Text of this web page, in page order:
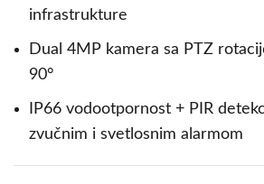
infrastrukture
Dual 4MP kamera sa PTZ
90°
IP66 vodootpornost + PIR
zvučnim i svetlosnim alarmom